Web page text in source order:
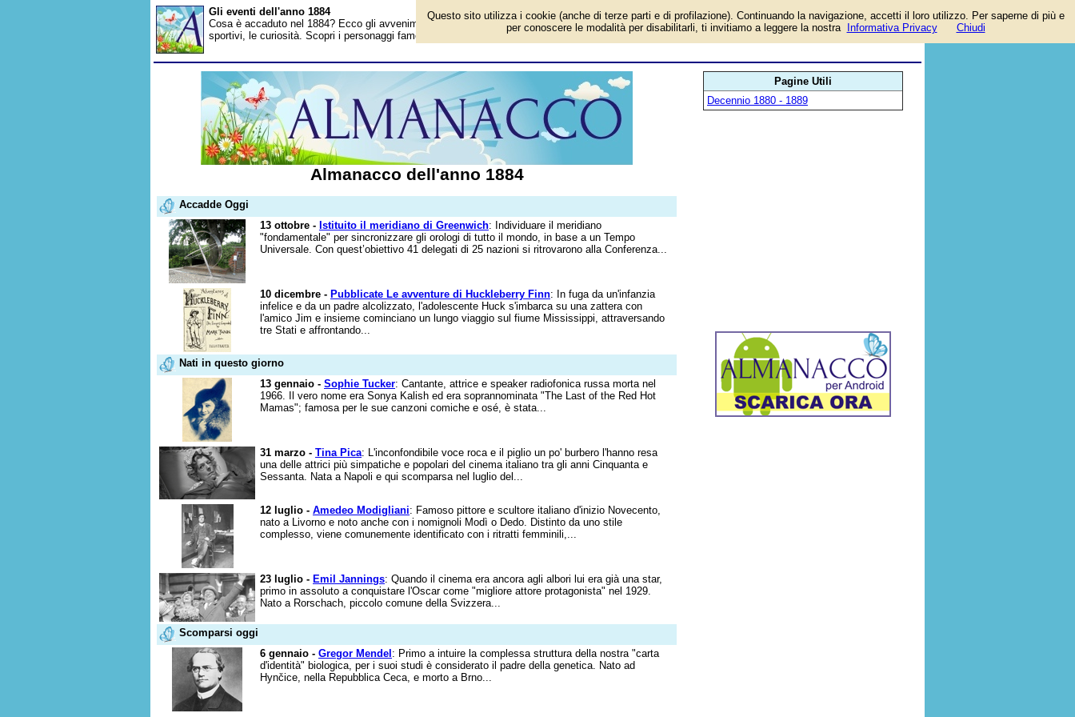
Gli eventi dell'anno 1884
Cosa è accaduto nel 1884? Ecco gli avvenimenti in Italia e all'estero, chi è nato, gli eventi storici, i successi
sportivi, le curiosità. Scopri i personaggi famosi. Per conoscere tutto sul 1884 (142 anni fa).
Almanacco dell'anno 1884
Accadde Oggi
13 ottobre - Istituito il meridiano di Greenwich: Individuare il meridiano
"fondamentale" per sincronizzare gli orologi di tutto il mondo, in base a un Tempo
Universale. Con quest’obiettivo 41 delegati di 25 nazioni si ritrovarono alla Conferenza...
10 dicembre - Pubblicate Le avventure di Huckleberry Finn: In fuga da un'infanzia
infelice e da un padre alcolizzato, l'adolescente Huck s'imbarca su una zattera con
l'amico Jim e insieme cominciano un lungo viaggio sul fiume Mississippi, attraversando
tre Stati e affrontando...
Nati in questo giorno
13 gennaio - Sophie Tucker: Cantante, attrice e speaker radiofonica russa morta nel
1966. Il vero nome era Sonya Kalish ed era soprannominata "The Last of the Red Hot
Mamas"; famosa per le sue canzoni comiche e osé, è stata...
31 marzo - Tina Pica: L'inconfondibile voce roca e il piglio un po' burbero l'hanno resa
una delle attrici più simpatiche e popolari del cinema italiano tra gli anni Cinquanta e
Sessanta. Nata a Napoli e qui scomparsa nel luglio del...
12 luglio - Amedeo Modigliani: Famoso pittore e scultore italiano d'inizio Novecento,
nato a Livorno e noto anche con i nomignoli Modì o Dedo. Distinto da uno stile
complesso, viene comunemente identificato con i ritratti femminili,...
23 luglio - Emil Jannings: Quando il cinema era ancora agli albori lui era già una star,
primo in assoluto a conquistare l'Oscar come "migliore attore protagonista" nel 1929.
Nato a Rorschach, piccolo comune della Svizzera...
Scomparsi oggi
6 gennaio - Gregor Mendel : Primo a intuire la complessa struttura della nostra "carta
d'identità" biologica, per i suoi studi è considerato il padre della genetica. Nato ad
Hynčice, nella Repubblica Ceca, e morto a Brno...
Pagine Utili
Decennio 1880 - 1889
Questo sito utilizza i cookie (anche di terze parti e di profilazione). Continuando la navigazione, accetti il loro utilizzo. Per saperne di più e
per conoscere le modalità per disabilitarli, ti invitiamo a leggere la nostra
Informativa Privacy Chiudi